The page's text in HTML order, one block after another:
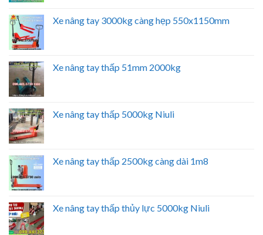
Xe nâng tay 3000kg càng hẹp 550x1150mm
Xe nâng tay thấp 51mm 2000kg
Xe nâng tay thấp 5000kg Niuli
Xe nâng tay thấp 2500kg càng dài 1m8
Xe nâng tay thấp thủy lực 5000kg Niuli